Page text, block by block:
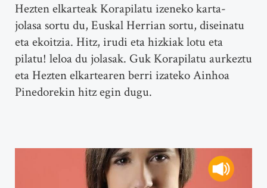
Hezten elkarteak Korapilatu izeneko karta-
jolasa sortu du, Euskal Herrian sortu, diseinatu
eta ekoitzia. Hitz, irudi eta hizkiak lotu eta
pilatu! leloa du jolasak. Guk Korapilatu aurkeztu
eta Hezten elkartearen berri izateko Ainhoa
Pinedorekin hitz egin dugu.